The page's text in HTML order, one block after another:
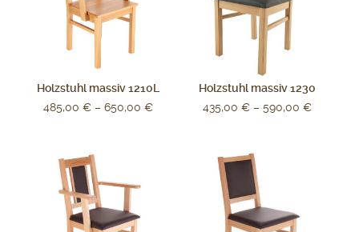
Holzstuhl massiv 1210L
485,00€ –650,00€
Holzstuhl massiv 1230
435,00€ – 590,00€